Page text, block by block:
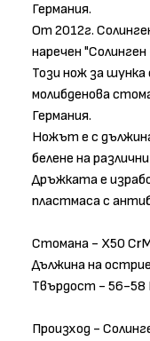
Германия.
От 2012г.
наречен
Този нож за
молибденова
Германия.
Ножът е с
белене на
Дръжката е
пластмаса с
Стомана - X50
Дължина на
Твърдост - 56-58
Произход -